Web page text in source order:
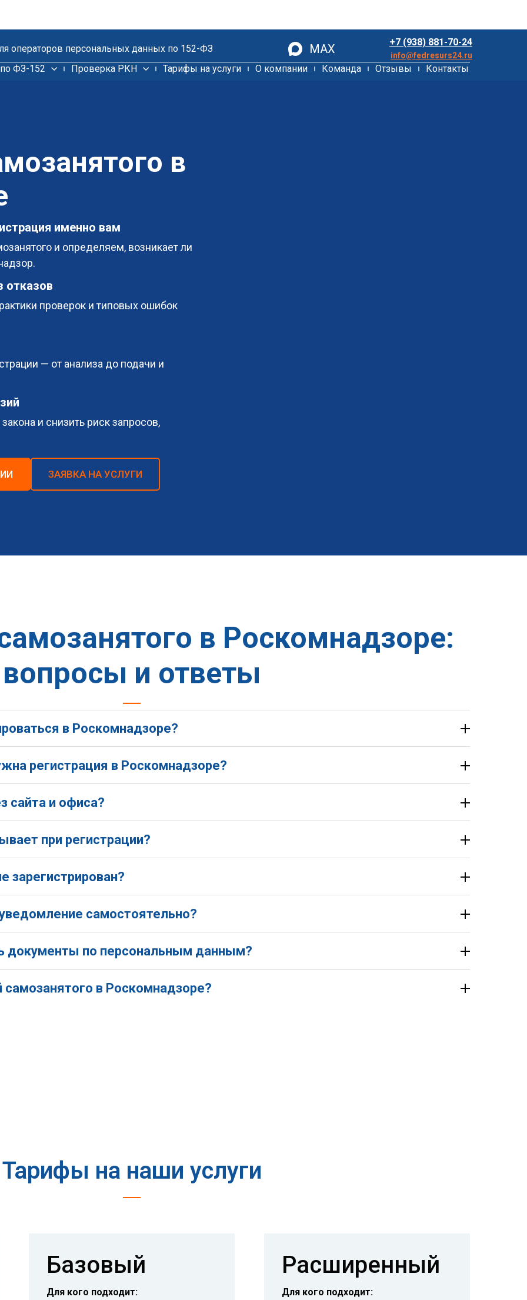
операторов персональных данных по 152-ФЗ MAX +7 (938) 881-70-24
info@fedresurs24.ru
ФЗ-152 Проверка РКН Тарифы на услуги О компании Команда Отзывы Контакты
в
именно вам
и определяем, возникает ли
отказов
проверок и типовых ошибок
— от анализа до подачи и
и снизить риск запросов,
ЗАЯВКА НА УСЛУГИ
в Роскомнадзоре:
вопросы и ответы
в Роскомнадзоре?
регистрация в Роскомнадзоре?
сайта и офиса?
при регистрации?
зарегистрирован?
самостоятельно?
документы по персональным данным?
в Роскомнадзоре?
Тарифы на наши услуги
Базовый
Для кого подходит:
Расширенный
Для кого подходит: